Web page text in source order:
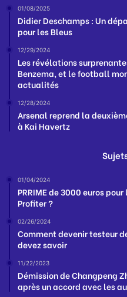
01/08/2025
Didier Deschamps : Un
pour les Bleus
12/29/2024
Les révélations
Benzema, et le football
actualités
12/28/2024
Arsenal reprend la
à Kai Havertz
01/04/2024
PRRIME de 3000 euros
Profiter ?
02/26/2024
Comment devenir testeur
devez savoir
11/22/2023
Démission de Changpeng
après un accord avec les